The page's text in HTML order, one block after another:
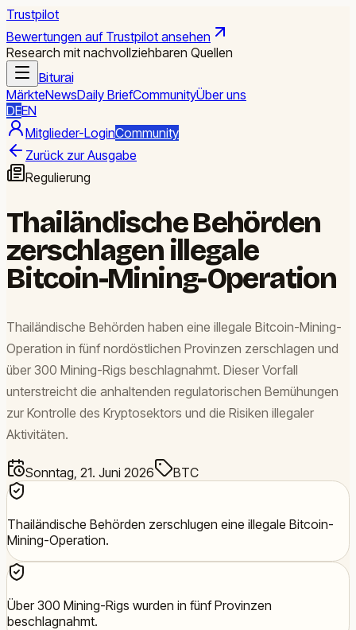
Trustpilot
Bewertungen auf Trustpilot ansehen
Research mit nachvollziehbaren Quellen
Biturai
MärkteNewsDaily BriefCommunityÜber uns
DEEN
Mitglieder-LoginCommunity
Zurück zur Ausgabe
Regulierung
Thailändische Behörden
zerschlagen illegale
Bitcoin-Mining-Operation
Thailändische Behörden haben eine illegale Bitcoin-Mining-
Operation in fünf nordöstlichen Provinzen zerschlagen und
über 300 Mining-Rigs beschlagnahmt. Dieser Vorfall
unterstreicht die anhaltenden regulatorischen Bemühungen
zur Kontrolle des Kryptosektors und die Risiken illegaler
Aktivitäten.
Sonntag, 21. Juni 2026 BTC
Thailändische Behörden zerschlugen eine illegale Bitcoin-
Mining-Operation.
Über 300 Mining-Rigs wurden in fünf Provinzen
beschlagnahmt.